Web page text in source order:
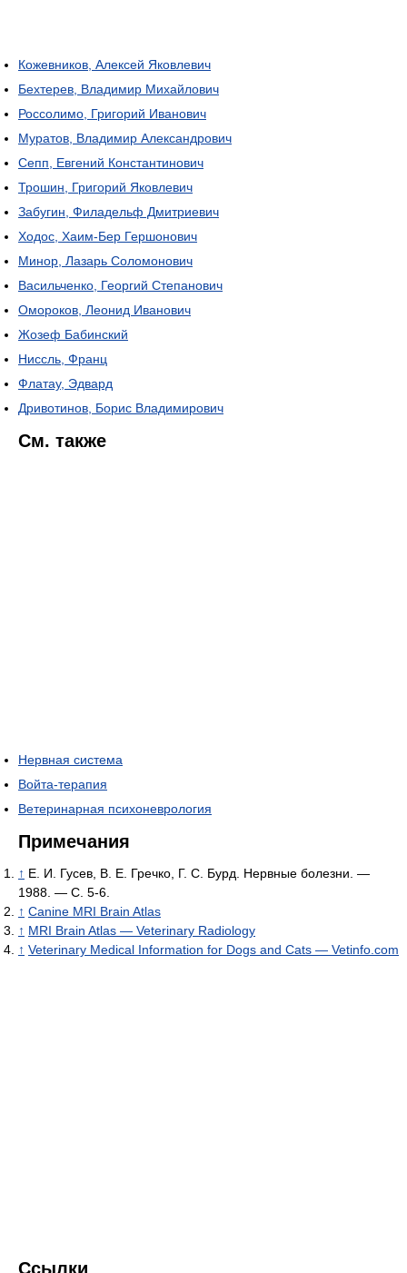
Кожевников, Алексей Яковлевич
Бехтерев, Владимир Михайлович
Россолимо, Григорий Иванович
Муратов, Владимир Александрович
Сепп, Евгений Константинович
Трошин, Григорий Яковлевич
Забугин, Филадельф Дмитриевич
Ходос, Хаим-Бер Гершонович
Минор, Лазарь Соломонович
Васильченко, Георгий Степанович
Омороков, Леонид Иванович
Жозеф Бабинский
Ниссль, Франц
Флатау, Эдвард
Дривотинов, Борис Владимирович
См. также
Нервная система
Войта-терапия
Ветеринарная психоневрология
Примечания
↑ Е. И. Гусев, В. Е. Гречко, Г. С. Бурд. Нервные болезни. —
1988. — C. 5-6.
↑ Canine MRI Brain Atlas
↑ MRI Brain Atlas — Veterinary Radiology
↑ Veterinary Medical Information for Dogs and Cats — Vetinfo.com
Ссылки